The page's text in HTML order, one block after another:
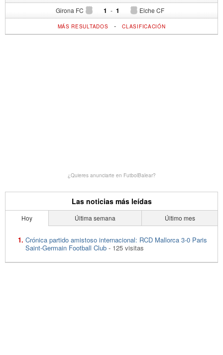
Girona FC 1 - Elche CF
1
MÁS RESULTADOS -CLASIFICACIÓN
¿Quieres anunciarte en FutbolBalear?
Las noticias más leídas
Hoy Última semana Último mes
Crónica partido amistoso internacional: RCD Mallorca 3-0 Paris
Saint-Germain Football Club - 125 visitas